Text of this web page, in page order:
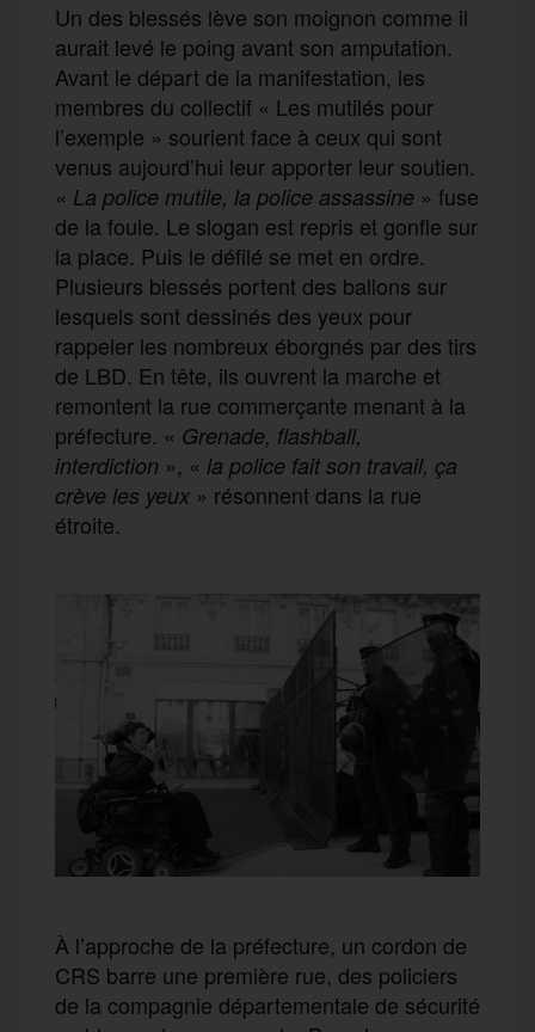
Un des blessés lève son moignon comme il
aurait levé le poing avant son amputation.
Avant le départ de la manifestation, les
membres du collectif « Les mutilés pour
l’exemple » sourient face à ceux qui sont
venus aujourd’hui leur apporter leur soutien.
« La police mutile, la police assassine » fuse
de la foule. Le slogan est repris et gonfle sur
la place. Puis le défilé se met en ordre.
Plusieurs blessés portent des ballons sur
lesquels sont dessinés des yeux pour
rappeler les nombreux éborgnés par des tirs
de LBD. En tête, ils ouvrent la marche et
remontent la rue commerçante menant à la
préfecture. « Grenade, flashball,
interdiction », « la police fait son travail, ça
crève les yeux » résonnent dans la rue
étroite.
À l’approche de la préfecture, un cordon de
CRS barre une première rue, des policiers
de la compagnie départementale de sécurité